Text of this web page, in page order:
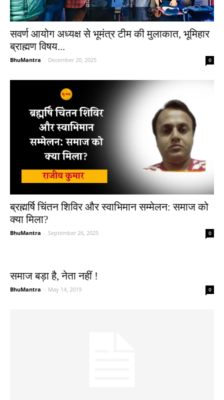
सवर्ण आयोग अध्यक्ष से भूमंत्र टीम की मुलाकात, भूमिहार
ब्राह्मण विषय...
BhuMantra - December 20, 2025 0
ब्रह्मर्षि चिंतन शिविर और स्वाभिमान सम्मेलन: समाज को
क्या मिला?
BhuMantra - September 26, 2025 0
समाज बड़ा है, नेता नहीं !
BhuMantra - May 14, 2019 0